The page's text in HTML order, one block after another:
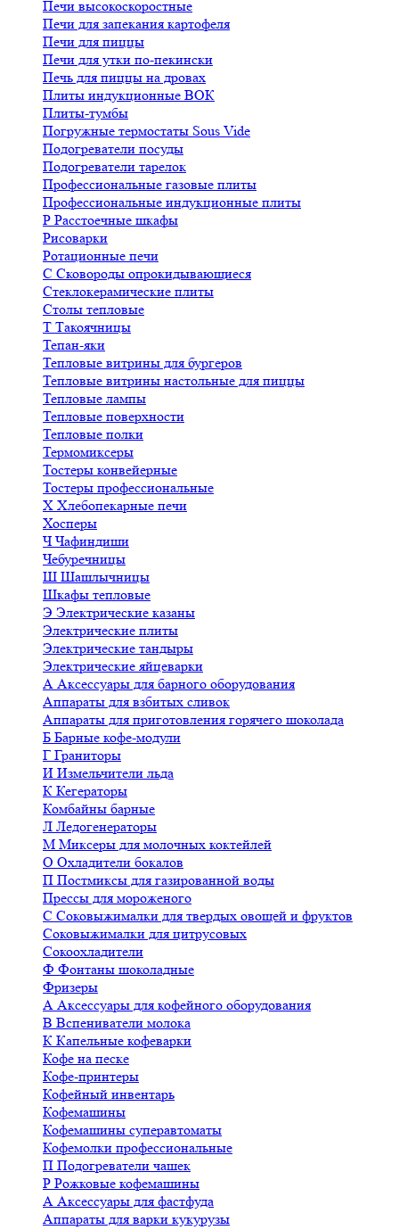
Печи высокоскоростные
Печи для запекания картофеля
Печи для пиццы
Печи для утки по-пекински
Печь для пиццы на дровах
Плиты индукционные ВОК
Плиты-тумбы
Погружные термостаты Sous Vide
Подогреватели посуды
Подогреватели тарелок
Профессиональные газовые плиты
Профессиональные индукционные плиты
Р Расстоечные шкафы
Рисоварки
Ротационные печи
С Сковороды опрокидывающиеся
Стеклокерамические плиты
Столы тепловые
Т Такоячницы
Тепан-яки
Тепловые витрины для бургеров
Тепловые витрины настольные для пиццы
Тепловые лампы
Тепловые поверхности
Тепловые полки
Термомиксеры
Тостеры конвейерные
Тостеры профессиональные
Х Хлебопекарные печи
Хосперы
ЧЧафиндиши
Чебуречницы
Ш Шашлычницы
Шкафы тепловые
Э Электрические казаны
Электрические плиты
Электрические тандыры
Электрические яйцеварки
А Аксессуары для барного оборудования
Аппараты для взбитых сливок
Аппараты для приготовления горячего шоколада
Б Барные кофе-модули
Г Граниторы
И Измельчители льда
К Кегераторы
Комбайны барные
Л Ледогенераторы
М Миксеры для молочных коктейлей
О Охладители бокалов
П Постмиксы для газированной воды
Прессы для мороженого
С Соковыжималки для твердых овощей и фруктов
Соковыжималки для цитрусовых
Сокоохладители
Ф Фонтаны шоколадные
Фризеры
А Аксессуары для кофейного оборудования
В Вспениватели молока
К Капельные кофеварки
Кофе на песке
Кофе-принтеры
Кофейный инвентарь
Кофемашины
Кофемашины суперавтоматы
Кофемолки профессиональные
П Подогреватели чашек
Р Рожковые кофемашины
А Аксессуары для фастфуда
Аппараты для варки кукурузы